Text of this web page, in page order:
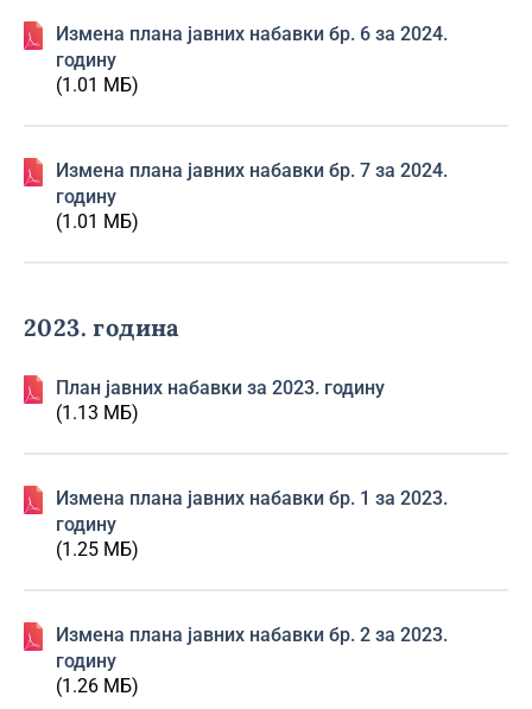
Изменa плана јавних набавки бр. 6 за 2024.
годину
(1.01 МБ)
Изменa плана јавних набавки бр. 7 за 2024.
годину
(1.01 МБ)
2023. година
План јавних набавки за 2023. годину
(1.13 МБ)
Изменa плана јавних набавки бр. 1 за 2023.
годину
(1.25 МБ)
Изменa плана јавних набавки бр. 2 за 2023.
годину
(1.26 МБ)